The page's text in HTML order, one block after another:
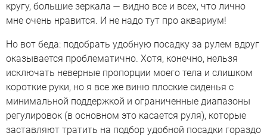
кругу, большие зеркала — видно все и всех, что лично
мне очень нравится. И не надо тут про аквариум!
Но вот беда: подобрать удобную посадку за рулем вдруг
оказывается проблематично. Хотя, конечно, нельзя
исключать неверные пропорции моего тела и слишком
короткие руки, но я все же виню плоские сиденья с
минимальной поддержкой и ограниченные диапазоны
регулировок (в основном это касается руля), которые
заставляют тратить на подбор удобной посадки гораздо